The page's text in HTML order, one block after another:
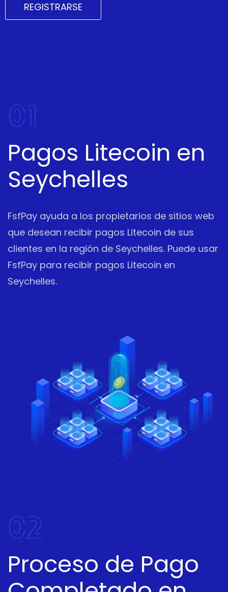
REGISTRARSE
01
Pagos Litecoin en
Seychelles
FsfPay ayuda a los propietarios de sitios web
que desean recibir pagos Litecoin de sus
clientes en la región de Seychelles. Puede usar
FsfPay para recibir pagos Litecoin en
Seychelles.
02
Proceso de Pago